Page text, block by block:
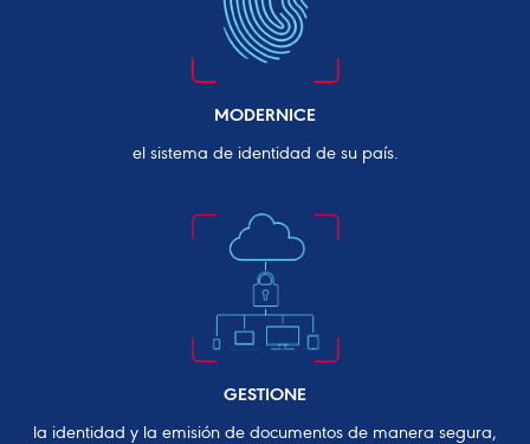
MODERNICE
el sistema de identidad de su país.
GESTIONE
la identidad y la emisión de documentos de manera segura,